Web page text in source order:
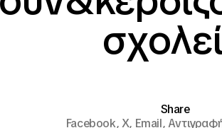
Share
Facebook,X, Email,